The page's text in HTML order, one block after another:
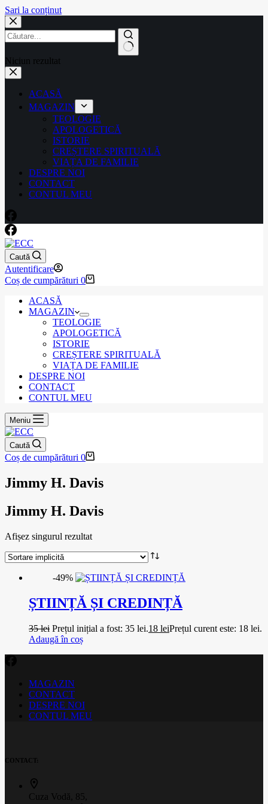
Sari la conținut
Niciun rezultat
ACASĂ
MAGAZIN
TEOLOGIE
APOLOGETICĂ
ISTORIE
CREȘTERE SPIRITUALĂ
VIAȚA DE FAMILIE
DESPRE NOI
CONTACT
CONTUL MEU
Caută
Autentificare
Coș de cumpărături 0
ACASĂ
MAGAZIN
TEOLOGIE
APOLOGETICĂ
ISTORIE
CREȘTERE SPIRITUALĂ
VIAȚA DE FAMILIE
DESPRE NOI
CONTACT
CONTUL MEU
Meniu
Caută
Coș de cumpărături 0
Jimmy H. Davis
Jimmy H. Davis
Afișez singurul rezultat
-49%
ȘTIINȚĂ ȘI CREDINȚĂ
35lei Prețul inițial a fost: 35 lei.18 leiPrețul curent este: 18 lei.
Adaugă în coș
MAGAZIN
CONTACT
DESPRE NOI
CONTUL MEU
CONTACT:
Cuza Vodă, 85,